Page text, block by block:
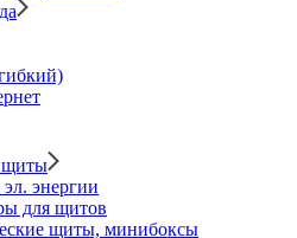
щиты
энергии
для щитов
щиты, минибоксы